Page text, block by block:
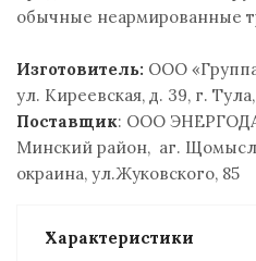
обычные неармированные
Изготовитель: ООО
ул. Киреевская, д. 39, г.
Поставщик: ООО
Минский район, аг.
окраина, ул.Жуковского, 85
Характеристики